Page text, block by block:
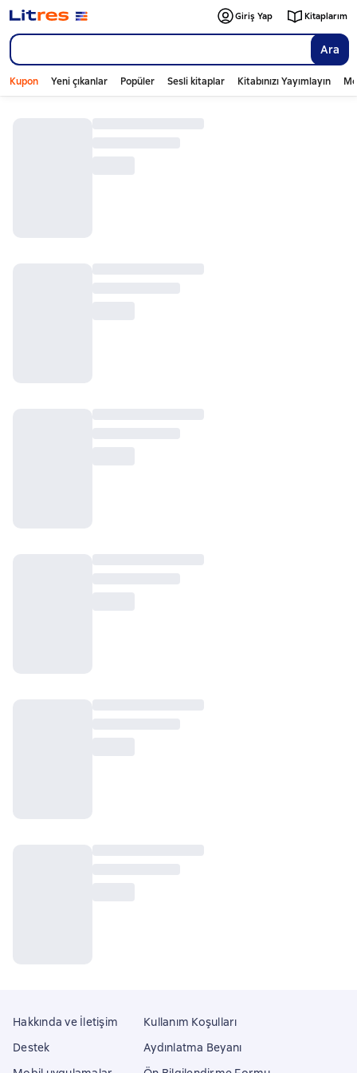
Ara
Giriş Yap Kitaplarım
Kupon Yeni çıkanlar Popüler Sesli kitaplar Kitabınızı Yayımlayın
Hakkında ve İletişim
Destek
Kullanım Koşulları
Aydınlatma Beyanı